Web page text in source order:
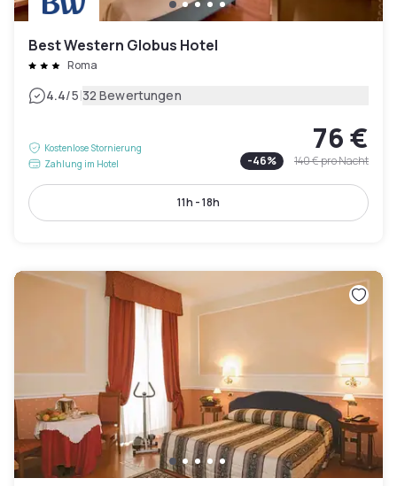
Best Western Globus Hotel
Roma
4.4/5|32 Bewertungen
Kostenlose Stornierung
Zahlung im Hotel
76 €
-46% 140 €pro Nacht
11h - 18h